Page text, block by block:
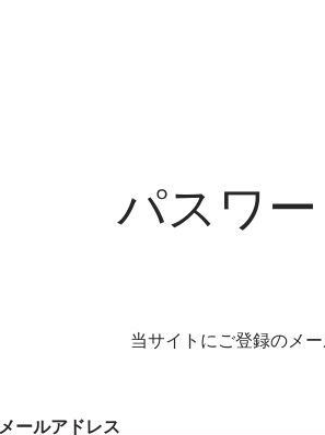
パスワ
当サイトにご登録のメ
メールアドレス